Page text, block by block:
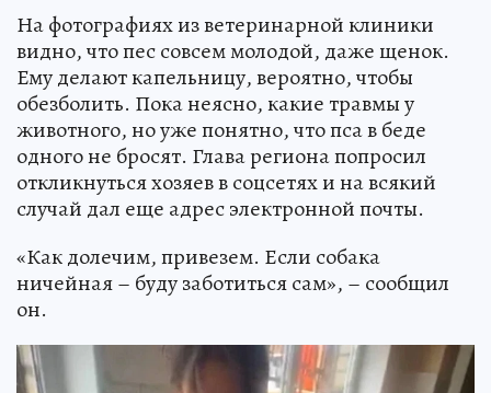
На фотографиях из ветеринарной клиники
видно, что пес совсем молодой, даже щенок.
Ему делают капельницу, вероятно, чтобы
обезболить. Пока неясно, какие травмы у
животного, но уже понятно, что пса в беде
одного не бросят. Глава региона попросил
откликнуться хозяев в соцсетях и на всякий
случай дал еще адрес электронной почты.
«Как долечим, привезем. Если собака
ничейная – буду заботиться сам», – сообщил
он.